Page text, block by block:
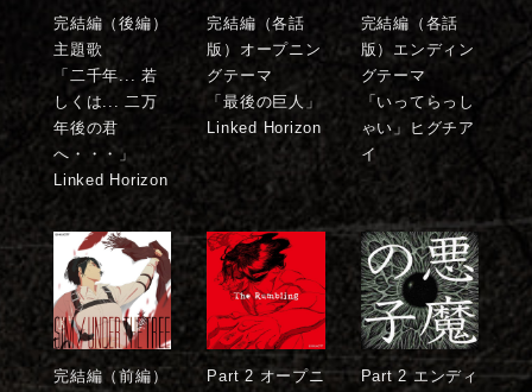
キャラクター
音楽
商品情報
用語解説
スペシャル
Twitter
Instagram
完結編（後編）
主題歌
「二千年... 若
しくは... 二万
年後の君
へ・・・」
Linked Horizon
完結編（各話
版）オープニン
グテーマ
「最後の巨人」
Linked Horizon
完結編（各話
版）エンディン
グテーマ
「いってらっし
ゃい」ヒグチア
イ
完結編（前編）
Part 2 オープニ
Part 2 エンディ